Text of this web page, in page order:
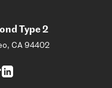
Type 2
CA 94402